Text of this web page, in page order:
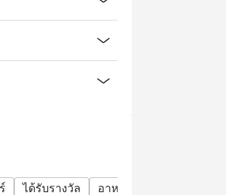
ได้รับรางวัล อาหารเย็น